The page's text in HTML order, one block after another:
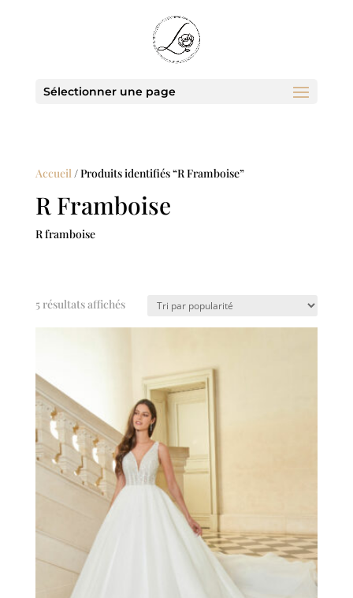
Sélectionner une page
Accueil/ Produits identifiés “R Framboise”
R Framboise
R framboise
5 résultats affichésTrié